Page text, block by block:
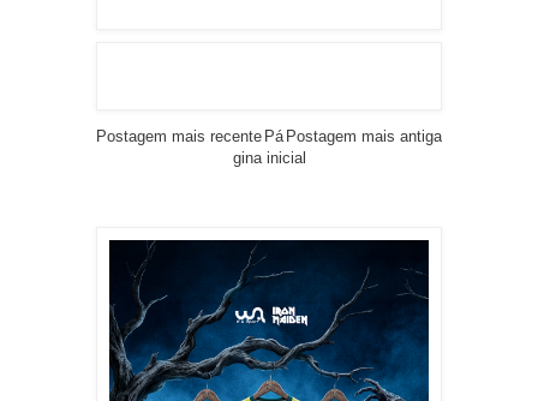
Postagem mais recente Postagem mais antiga
Pá
gina inicial